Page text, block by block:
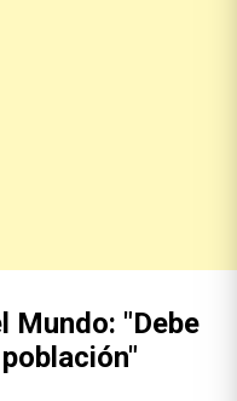
Mundo: "Debe